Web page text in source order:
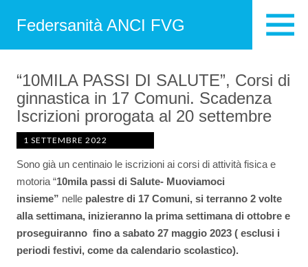
Federsanità ANCI FVG
“10MILA PASSI DI SALUTE”, Corsi di
ginnastica in 17 Comuni. Scadenza
Iscrizioni prorogata al 20 settembre
1 SETTEMBRE 2022
Sono già un centinaio le iscrizioni ai corsi di attività fisica e
motoria “10mila passi di Salute- Muoviamoci
insieme” nelle palestre di 17 Comuni, si terranno 2 volte
alla settimana, inizieranno la prima settimana di ottobre e
proseguiranno fino a sabato 27 maggio 2023 ( esclusi i
periodi festivi, come da calendario scolastico).